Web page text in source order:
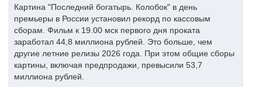
Картина "Последний богатырь. Колобок" в день
премьеры в России установил рекорд по кассовым
сборам. Фильм к 19.00 мск первого дня проката
заработал 44,8 миллиона рублей. Это больше, чем
другие летние релизы 2026 года. При этом общие сборы
картины, включая предпродажи, превысили 53,7
миллиона рублей.